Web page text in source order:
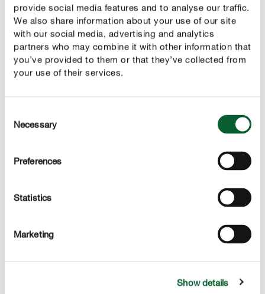
provide social media features and to analyse our traffic.
We also share information about your use of our site
with our social media, advertising and analytics
partners who may combine it with other information that
you’ve provided to them or that they’ve collected from
your use of their services.
Selection
Necessary
Preferences
Statistics
Marketing
Show details
Actions secondaires
Le produit agit également contre le phytopte de la vigne
et contre l'acariose du pommier et poirier.
DESCRIPTION DU PRODUIT
UTILISATION
DÉTAILS TECHNIQUES